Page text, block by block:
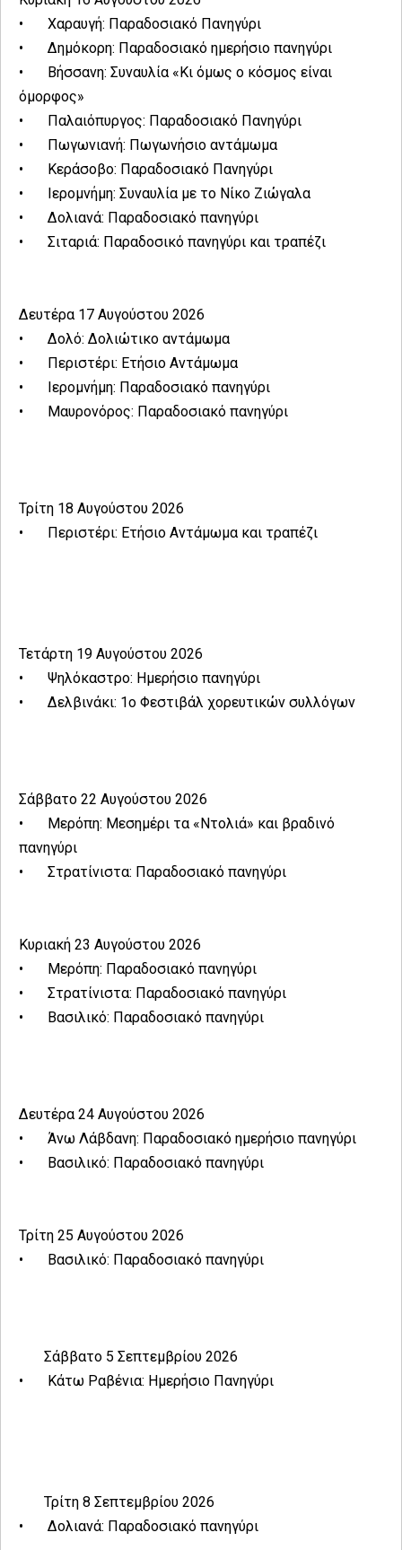
•
Χαραυγή: Παραδοσιακό Πανηγύρι
•
Δημόκορη: Παραδοσιακό ημερήσιο πανηγύρι
•
Βήσσανη: Συναυλία «Κι όμως ο κόσμος είναι
όμορφος»
•
Παλαιόπυργος: Παραδοσιακό Πανηγύρι
•
Πωγωνιανή: Πωγωνήσιο αντάμωμα
•
Κεράσοβο: Παραδοσιακό Πανηγύρι
•
Ιερομνήμη: Συναυλία με το Νίκο Ζιώγαλα
•
Δολιανά: Παραδοσιακό πανηγύρι
•
Σιταριά: Παραδοσικό πανηγύρι και τραπέζι
Δευτέρα 17 Αυγούστου 2026
•
Δολό: Δολιώτικο αντάμωμα
•
Περιστέρι: Ετήσιο Αντάμωμα
•
Ιερομνήμη: Παραδοσιακό πανηγύρι
•
Μαυρονόρος: Παραδοσιακό πανηγύρι
Τρίτη 18 Αυγούστου 2026
•
Περιστέρι: Ετήσιο Αντάμωμα και τραπέζι
Τετάρτη 19 Αυγούστου 2026
•
Ψηλόκαστρο: Ημερήσιο πανηγύρι
•
Δελβινάκι: 1ο Φεστιβάλ χορευτικών συλλόγων
Σάββατο 22 Αυγούστου 2026
•
Μερόπη: Μεσημέρι τα «Ντολιά» και βραδινό
πανηγύρι
•
Στρατίνιστα: Παραδοσιακό πανηγύρι
Κυριακή 23 Αυγούστου 2026
•
Μερόπη: Παραδοσιακό πανηγύρι
•
Στρατίνιστα: Παραδοσιακό πανηγύρι
•
Βασιλικό: Παραδοσιακό πανηγύρι
Δευτέρα 24 Αυγούστου 2026
•
Άνω Λάβδανη: Παραδοσιακό ημερήσιο πανηγύρι
•
Βασιλικό: Παραδοσιακό πανηγύρι
Τρίτη 25 Αυγούστου 2026
•
Βασιλικό: Παραδοσιακό πανηγύρι
Σάββατο 5 Σεπτεμβρίου 2026
•
Κάτω Ραβένια: Ημερήσιο Πανηγύρι
Τρίτη 8 Σεπτεμβρίου 2026
•
Δολιανά: Παραδοσιακό πανηγύρι